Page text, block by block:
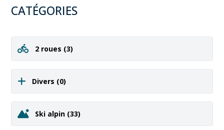
CATÉGORIES
2 roues (3)
Divers (0)
Ski alpin (33)